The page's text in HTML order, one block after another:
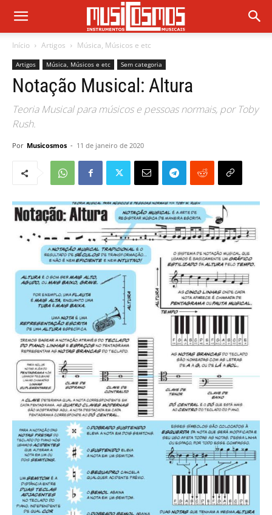
Início Artigos Música, Músicos e etc
Artigos Música, Músicos e etc Sem categoria
Notação Musical: Altura
Teoria Musical para músicos e pessoas normais, por Toby
Rush.
Por Musicosmos - 11 de janeiro de 2020